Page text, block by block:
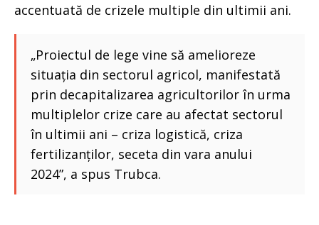
accentuată de crizele multiple din ultimii ani.
„Proiectul de lege vine să amelioreze
situația din sectorul agricol, manifestată
prin decapitalizarea agricultorilor în urma
multiplelor crize care au afectat sectorul
în ultimii ani – criza logistică, criza
fertilizanților, seceta din vara anului
2024”, a spus Trubca.